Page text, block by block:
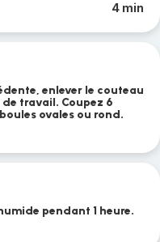
4 min
enlever le couteau
travail. Coupez 6
ovales ou rond.
pendant 1 heure.